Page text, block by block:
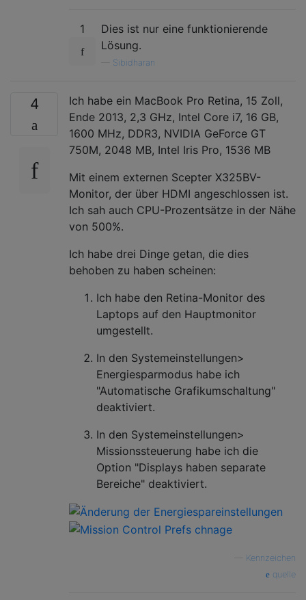
1
Dies ist nur eine funktionierende
Lösung.
Sibidharan
4
Ich habe ein MacBook Pro Retina, 15 Zoll,
Ende 2013, 2,3 GHz, Intel Core i7, 16 GB,
1600 MHz, DDR3, NVIDIA GeForce GT
750M, 2048 MB, Intel Iris Pro, 1536 MB
Mit einem externen Scepter X325BV-
Monitor, der über HDMI angeschlossen ist.
Ich sah auch CPU-Prozentsätze in der Nähe
von 500%.
Ich habe drei Dinge getan, die dies
behoben zu haben scheinen:
Ich habe den Retina-Monitor des
Laptops auf den Hauptmonitor
umgestellt.
In den Systemeinstellungen>
Energiesparmodus habe ich
"Automatische Grafikumschaltung"
deaktiviert.
In den Systemeinstellungen>
Missionssteuerung habe ich die
Option "Displays haben separate
Bereiche" deaktiviert.
Kennzeichen
quelle